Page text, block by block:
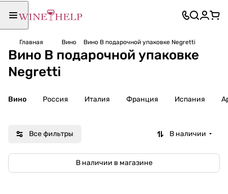
Главная Вино Вино В подарочной упаковке Negretti
Вино В подарочной упаковке
Negretti
Вино Россия Италия Франция Испания
Все фильтры В наличии
В наличии в магазине